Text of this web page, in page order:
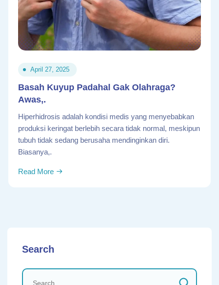
April 27, 2025
Basah Kuyup Padahal Gak Olahraga?
Awas,.
Hiperhidrosis adalah kondisi medis yang menyebabkan
produksi keringat berlebih secara tidak normal, meskipun
tubuh tidak sedang berusaha mendinginkan diri.
Biasanya,.
Read More
Search